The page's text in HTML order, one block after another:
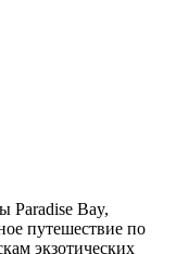
Paradise Bay,
путешествие по
экзотических